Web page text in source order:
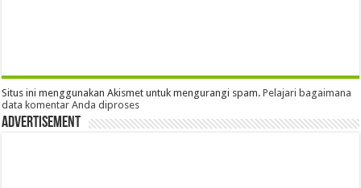
Situs ini menggunakan Akismet untuk mengurangi spam.Pelajari bagaimana
data komentar Anda diproses
Advertisement